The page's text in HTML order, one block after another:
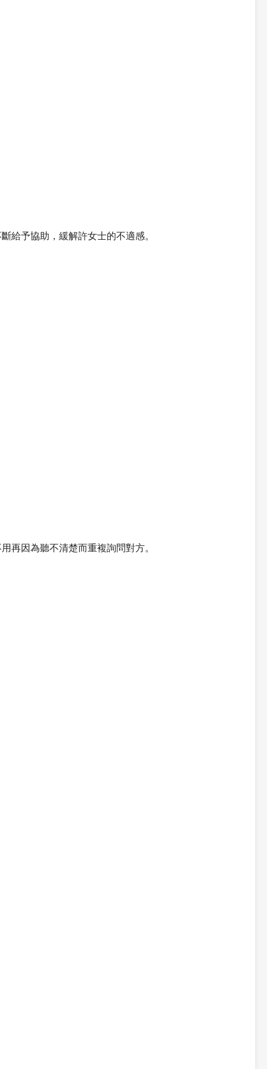
給予協助，緩解許女士的不適感。
再因為聽不清楚而重複詢問對方。